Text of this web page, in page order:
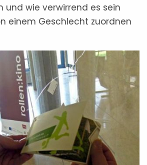
und wie verwirrend es sein
einem Geschlecht zuordnen